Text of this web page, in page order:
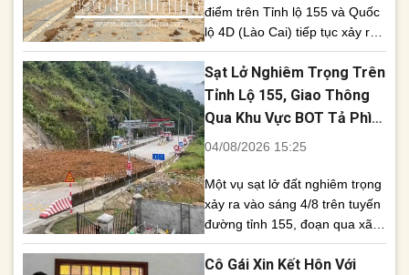
điểm trên Tỉnh lộ 155 và Quốc
lộ 4D (Lào Cai) tiếp tục xảy ra
sạt lở, gây chia cắt giao thông
và tiềm ẩn nguy cơ mất an
toàn. Lực lượng chức năng
đang khẩn trương khắc phục,
trong sáng 7/8 [...]
Sạt Lở Nghiêm Trọng Trên
Tỉnh Lộ 155, Giao Thông
Qua Khu Vực BOT Tả Phìn
Tê Liệt
04/08/2026 15:25
Một vụ sạt lở đất nghiêm trọng
xảy ra vào sáng 4/8 trên tuyến
đường tỉnh 155, đoạn qua xã
Tả Phìn, tỉnh Lào Cai, đã khiến
lượng lớn đất đá tràn xuống
Cô Gái Xin Kết Hôn Với